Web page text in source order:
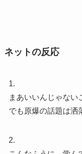
ネットの反応
1.
まあいいんじゃない
でも原爆の話題は洒
2.